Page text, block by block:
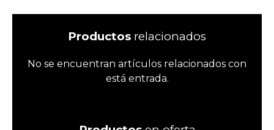
Productos relacionados
No se encuentran artículos relacionados con
está entrada.